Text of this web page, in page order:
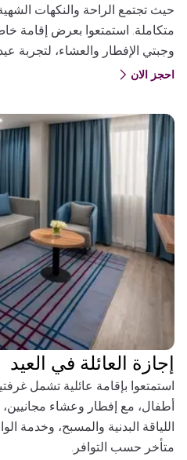
حيث تجتمع الراحة والنكهات
متكاملة. استمتعوا بعرض إقامة
وجبتي الإفطار والعشاء، لتجربة
احجز الان(OPENS IN A NEW TAB)
إجازة العائلة في العيد
استمتعوا بإقامة عائلية تشمل
أطفال، مع إفطار وعشاء مجانيين،
اللياقة البدنية والمسبح، وخدمة
متأخر حسب التوافر.